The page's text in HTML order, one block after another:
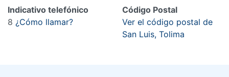
Indicativo telefónico
8 ¿Cómo llamar?
Código Postal
Ver el código postal de
San Luis, Tolima